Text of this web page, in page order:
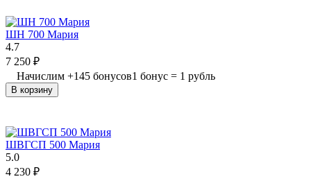
ШН 700 Мария
4.7
7 250 ₽
Начислим +145 бонусов1 бонус = 1 рубль
В корзину
ШВГСП 500 Мария
5.0
4 230 ₽